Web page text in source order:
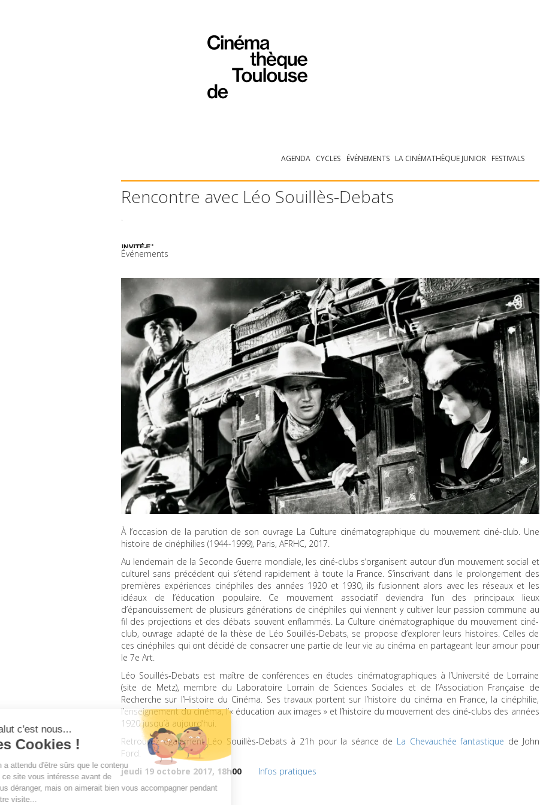
AGENDA CYCLES ÉVÉNEMENTS LA CINÉMATHÈQUE JUNIOR FESTIVALS
Rencontre avec Léo Souillès-Debats
.
Événements
À l’occasion de la parution de son ouvrage La Culture cinématographique du mouvement ciné-club. Une
histoire de cinéphilies (1944-1999), Paris, AFRHC, 2017.
Au lendemain de la Seconde Guerre mondiale, les ciné-clubs s’organisent autour d’un mouvement social et
culturel sans précédent qui s’étend rapidement à toute la France. S’inscrivant dans le prolongement des
premières expériences cinéphiles des années 1920 et 1930, ils fusionnent alors avec les réseaux et les
idéaux de l’éducation populaire. Ce mouvement associatif deviendra l’un des principaux lieux
d’épanouissement de plusieurs générations de cinéphiles qui viennent y cultiver leur passion commune au
fil des projections et des débats souvent enflammés. La Culture cinématographique du mouvement ciné-
club, ouvrage adapté de la thèse de Léo Souillés-Debats, se propose d’explorer leurs histoires. Celles de
ces cinéphiles qui ont décidé de consacrer une partie de leur vie au cinéma en partageant leur amour pour
le 7e Art.
Léo Souillés-Debats est maître de conférences en études cinématographiques à l’Université de Lorraine
(site de Metz), membre du Laboratoire Lorrain de Sciences Sociales et de l’Association Française de
Recherche sur l’Histoire du Cinéma. Ses travaux portent sur l’histoire du cinéma en France, la cinéphilie,
l’enseignement du cinéma, l’« éducation aux images » et l’histoire du mouvement des ciné-clubs des années
1920 jusqu’à aujourd’hui.
Retrouvez également Léo Souillès-Debats à 21h pour la séance de La Chevauchée fantastique de John
Ford.
jeudi 19 octobre 2017, 18h00
Infos pratiques